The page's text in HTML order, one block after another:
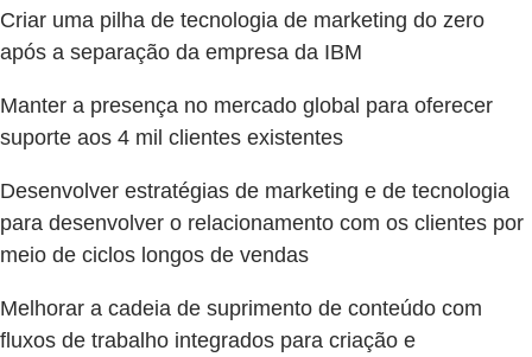
Criar uma pilha de tecnologia de marketing do zero
após a separação da empresa da IBM
Manter a presença no mercado global para oferecer
suporte aos 4 mil clientes existentes
Desenvolver estratégias de marketing e de tecnologia
para desenvolver o relacionamento com os clientes por
meio de ciclos longos de vendas
Melhorar a cadeia de suprimento de conteúdo com
fluxos de trabalho integrados para criação e